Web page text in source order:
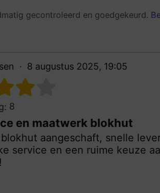
gecontroleerd en goedgekeurd.
8 augustus 2025, 19:05
8
en maatwerk blokhut
aangeschaft, snelle
service en een ruime keuze